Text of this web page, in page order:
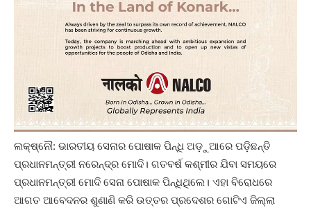
ଲକ୍ଷ୍ନୌ: ଭାରତୀୟ ସେନାର ପୋଷାକ ପିନ୍ଧି ଅଡ଼ୁଆରେ ପଡ଼ିଛନ୍ତି
ପ୍ରଧାନମନ୍ତ୍ରୀ ନରେନ୍ଦ୍ର ମୋଦି। ଗତବର୍ଷ କଶ୍ମୀର ଯିବା ସମୟରେ
ପ୍ରଧାନମନ୍ତ୍ରୀ ମୋଦି ସେନା ପୋଷାକ ପିନ୍ଧିଥିଲେ। ଏହା ବିରୋଧରେ
ଆଗତ ଆବେଦନର ଶୁଣାଣି କରି ଉତ୍ତର ପ୍ରଦେଶର ଗୋଟିଏ ଜିଲ୍ଲା